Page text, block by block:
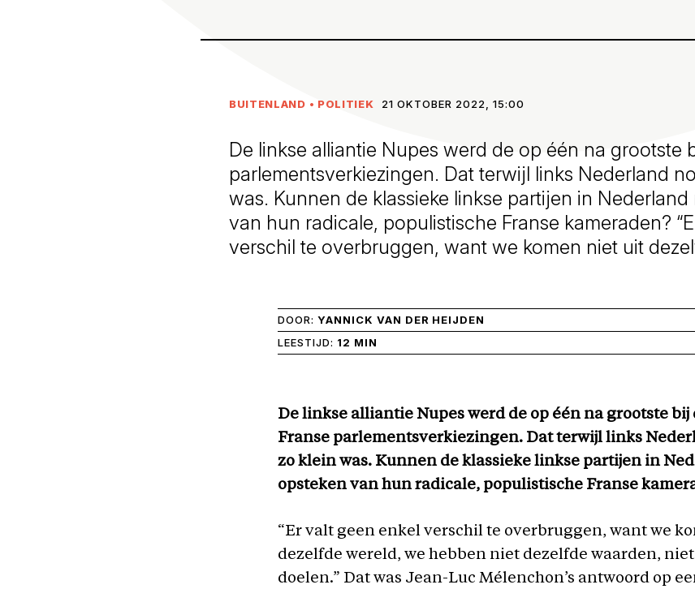
BUITENLAND • POLITIEK 21 OKTOBER 2022, 15:00
De linkse alliantie Nupes werd de op één na grootste
parlementsverkiezingen. Dat terwijl links Nederland
was. Kunnen de klassieke linkse partijen in
van hun radicale, populistische Franse kameraden?
verschil te overbruggen, want we komen niet uit
DOOR: YANNICK VAN DER HEIJDEN
LEESTIJD: 12 MIN
De linkse alliantie Nupes werd de op één na grootste bij
Franse parlementsverkiezingen. Dat terwijl links
zo klein was. Kunnen de klassieke linkse partijen in
opsteken van hun radicale, populistische Franse
“Er valt geen enkel verschil te overbruggen, want we
dezelfde wereld, we hebben niet dezelfde waarden,
doelen.” Dat was Jean-Luc Mélenchon’s antwoord op